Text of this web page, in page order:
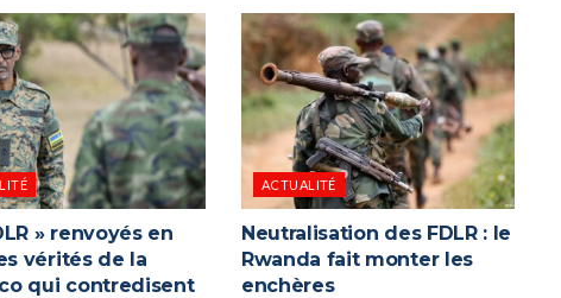
» renvoyés en
vérités de la
qui contredisent
ACTUALITÉ
Neutralisation des FDLR : le
Rwanda fait monter les
enchères